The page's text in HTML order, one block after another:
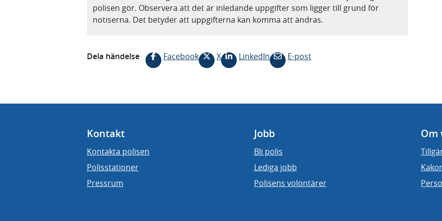
polisen gör. Observera att det är inledande uppgifter som ligger till grund för
notiserna. Det betyder att uppgifterna kan komma att ändras.
Dela händelse Facebook X LinkedIn E-post
Kontakt
Kontakta polisen
Polisstationer
Pressrum
Jobb
Bli polis
Lediga jobb
Polisens volontärer
Om